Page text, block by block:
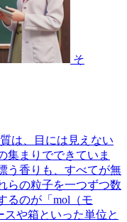
そ
は、目には見えない
集まりでできていま
う香りも、すべてが無
らの粒子を一つずつ数
るのが「mol（モ
スや箱といった単位と